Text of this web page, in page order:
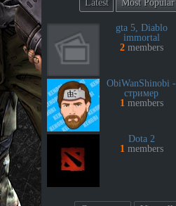
Latest Most Popular
gta 5, Diablo
immortal
2members
ObiWanShinobi -
стример
1members
Dota 2
1members